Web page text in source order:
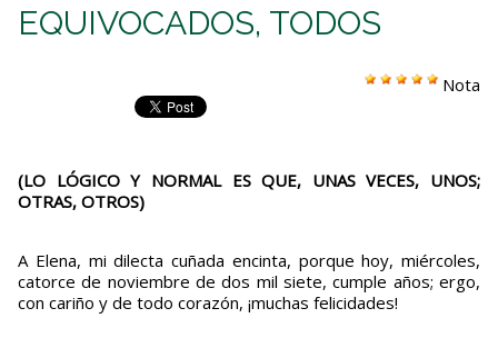
EQUIVOCADOS, TODOS
Nota
(LO LÓGICO Y NORMAL ES QUE, UNAS VECES, UNOS;
OTRAS, OTROS)
A Elena, mi dilecta cuñada encinta, porque hoy, miércoles,
catorce de noviembre de dos mil siete, cumple años; ergo,
con cariño y de todo corazón, ¡muchas felicidades!